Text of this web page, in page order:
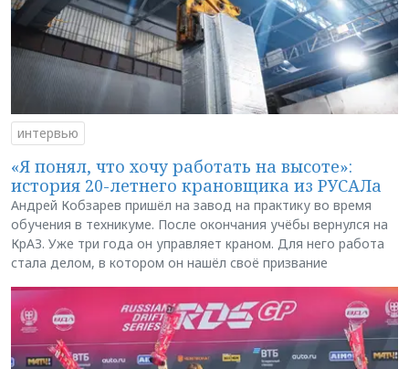
интервью
«Я понял, что хочу работать на высоте»:
история 20-летнего крановщика из РУСАЛа
Андрей Кобзарев пришёл на завод на практику во время
обучения в техникуме. После окончания учёбы вернулся на
КрАЗ. Уже три года он управляет краном. Для него работа
стала делом, в котором он нашёл своё призвание